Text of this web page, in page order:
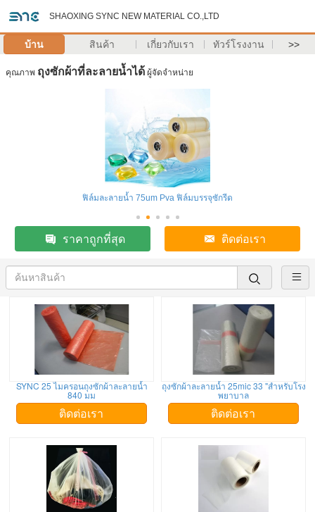
SHAOXING SYNC NEW MATERIAL CO.,LTD
บ้าน สินค้า เกี่ยวกับเรา ทัวร์โรงงาน >>
คุณภาพ ถุงซักผ้าที่ละลายน้ำได้ ผู้จัดจำหน่าย
ฟิล์มละลายน้ำ 75um Pva ฟิล์มบรรจุซักรีด
ราคาถูกที่สุด ติดต่อเรา
SYNC 25 ไมครอนถุงซักผ้าละลายน้ำ
840 มม
ติดต่อเรา
ถุงซักผ้าละลายน้ำ 25mic 33 "สำหรับโรง
พยาบาล
ติดต่อเรา